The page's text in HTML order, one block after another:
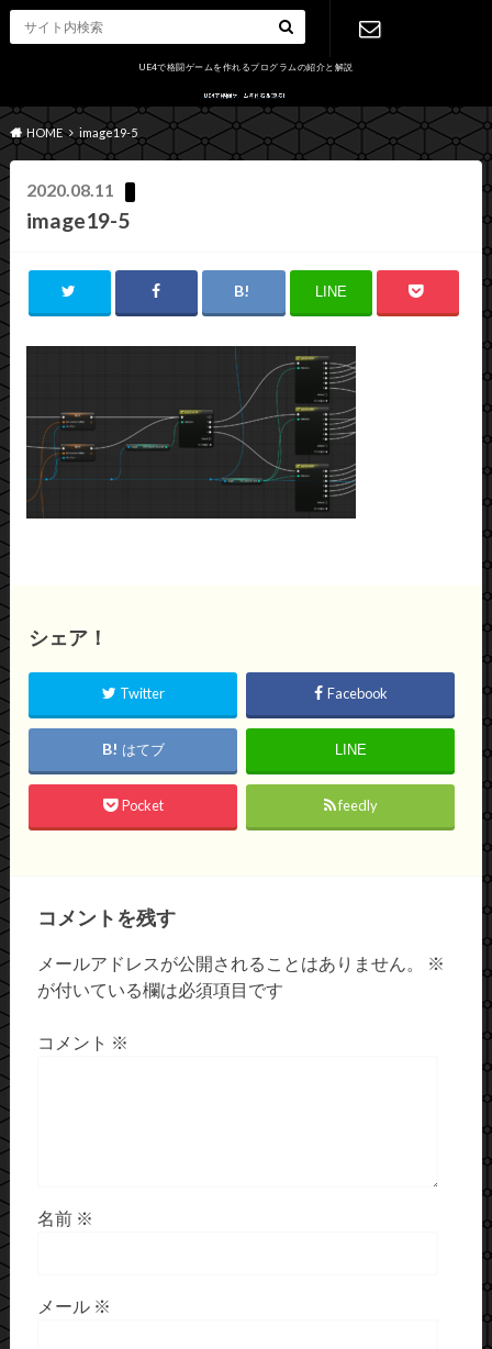
UE4で格闘ゲームを作れるプログラムの紹介と解説
せ
HOME image19-5
2020.08.11
image19-5
LINE
シェア！
Twitter Facebook
はてブ LINE
Pocket feedly
コメントを残す
メールアドレスが公開されることはありません。
※
が付いている欄は必須項目です
コメント ※
名前 ※
メール ※